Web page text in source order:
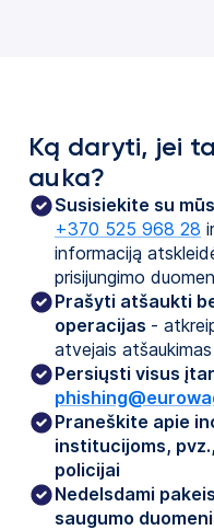
Ką daryti, jei
auka?
Susisiekite su
+370 525 968 28
informaciją
prisijungimo
Prašyti atšaukti
operacijas -
atvejais
Persiųsti visus
Praneškite apie
institucijoms,
policijai
Nedelsdami
saugumo